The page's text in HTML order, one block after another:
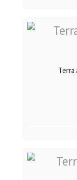
Terra